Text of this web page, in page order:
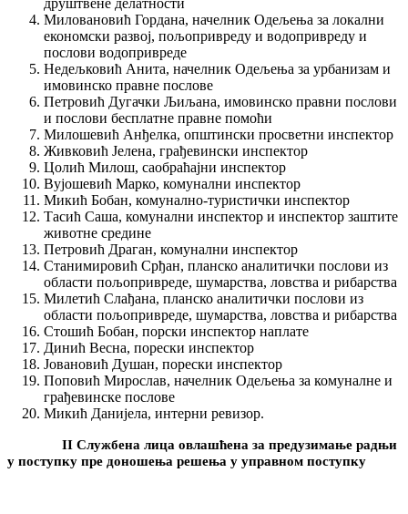
друштвене делатности
Миловановић Гордана, начелник Одељења за локални
економски развој, пољопривреду и водопривреду и
послови водопривреде
Недељковић Анита, начелник Одељења за урбанизам и
имовинско правне послове
Петровић Дугачки Љиљана, имовинско правни послови
и послови бесплатне правне помоћи
Милошевић Анђелка, општински просветни инспектор
Живковић Јелена, грађевински инспектор
Цолић Милош, саобраћајни инспектор
Вујошевић Марко, комунални инспектор
Микић Бобан, комунално-туристички инспектор
Тасић Саша, комунални инспектор и инспектор заштите
животне средине
Петровић Драган, комунални инспектор
Станимировић Срђан, планско аналитички послови из
области пољопривреде, шумарства, ловства и рибарства
Милетић Слађана, планско аналитички послови из
области пољопривреде, шумарства, ловства и рибарства
Стошић Бобан, порски инспектор наплате
Динић Весна, порески инспектор
Јовановић Душан, порески инспектор
Поповић Мирослав, начелник Одељења за комуналне и
грађевинске послове
Микић Данијела, интерни ревизор.
II Службена лица овлашћена за предузимање радњи
у поступку пре доношења решења у управном поступку